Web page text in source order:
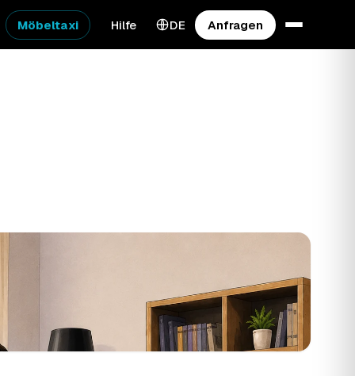
Möbeltaxi Hilfe DE Anfragen